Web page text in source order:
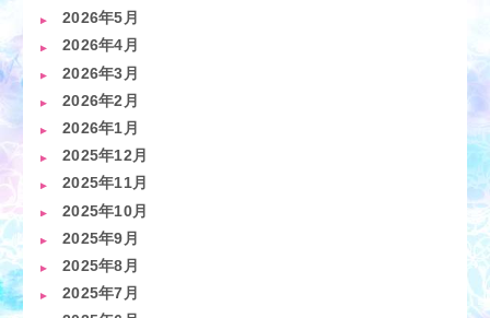
2026年5月
2026年4月
2026年3月
2026年2月
2026年1月
2025年12月
2025年11月
2025年10月
2025年9月
2025年8月
2025年7月